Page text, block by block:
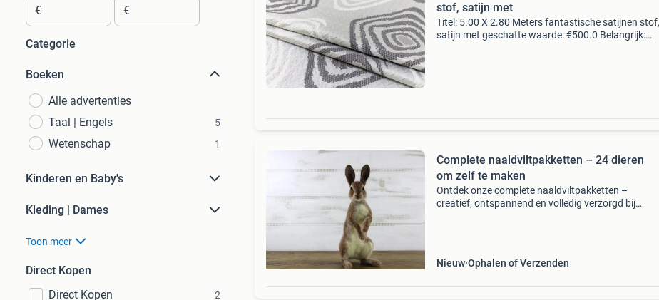
€ €
Categorie
Boeken
Alle advertenties
Taal | Engels
5
Wetenschap 1
Kinderen en Baby's
Kleding | Dames
Toon meer
Direct Kopen
Direct Kopen
2
stof, satijn met
Titel: 5.00 X 2.80 Meters fantastische satijnen stof,
satijn met geschatte waarde: €500.0 Belangrijk:
Complete naaldviltpakketten – 24 dieren
om zelf te maken
Ontdek onze complete naaldviltpakketten –
creatief, ontspannend en volledig verzorgd bij
Nieuw Ophalen of Verzenden